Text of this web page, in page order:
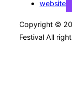
website
Copyright ©
Festival All